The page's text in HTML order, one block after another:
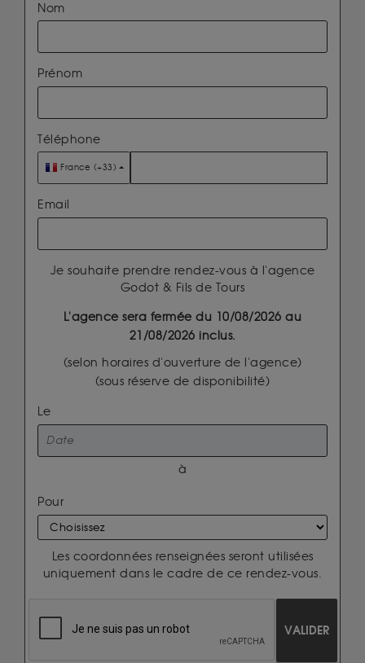
Nom
Prénom
Téléphone
France (+33)
Email
Je souhaite prendre rendez-vous à l'agence
Godot & Fils de Tours
L'agence sera fermée du 10/08/2026 au
21/08/2026 inclus.
(selon horaires d'ouverture de l'agence)
(sous réserve de disponibilité)
Le
à
Pour
Les coordonnées renseignées seront utilisées
uniquement dans le cadre de ce rendez-vous.
VALIDER